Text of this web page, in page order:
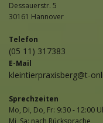
Dessauerstr. 5
30161 Hannover
Telefon
(05 11) 317383
E-Mail
kleintierpraxisberg@t-
Sprechzeiten
Mo, Di, Do, Fr: 9:30 - 12:00
Mi, Sa: nach Rücksprache